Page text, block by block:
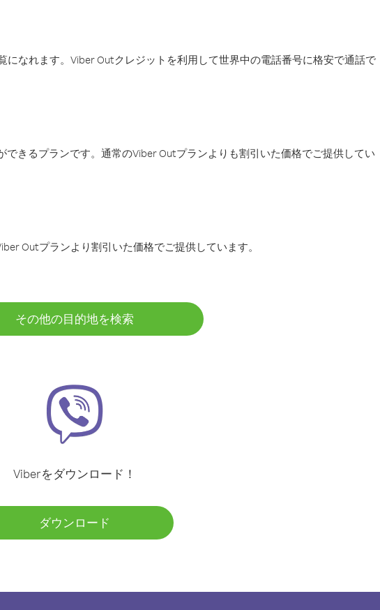
なれます。Viber Outクレジットを利用して世界中の電話番号に格安で通話で
きるプランです。通常のViber Outプランよりも割引いた価格でご提供してい
Outプランより割引いた価格でご提供しています。
その他の目的地を検索
Viberをダウンロード！
ダウンロード